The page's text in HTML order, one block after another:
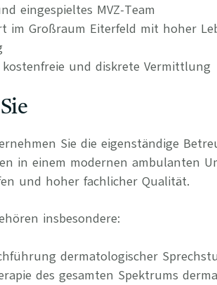
eingespieltes MVZ-Team
im Großraum Eiterfeld mit hoher
und diskrete Vermittlung
Sie die eigenständige
in einem modernen ambulanten
und hoher fachlicher Qualität.
insbesondere:
dermatologischer
des gesamten Spektrums